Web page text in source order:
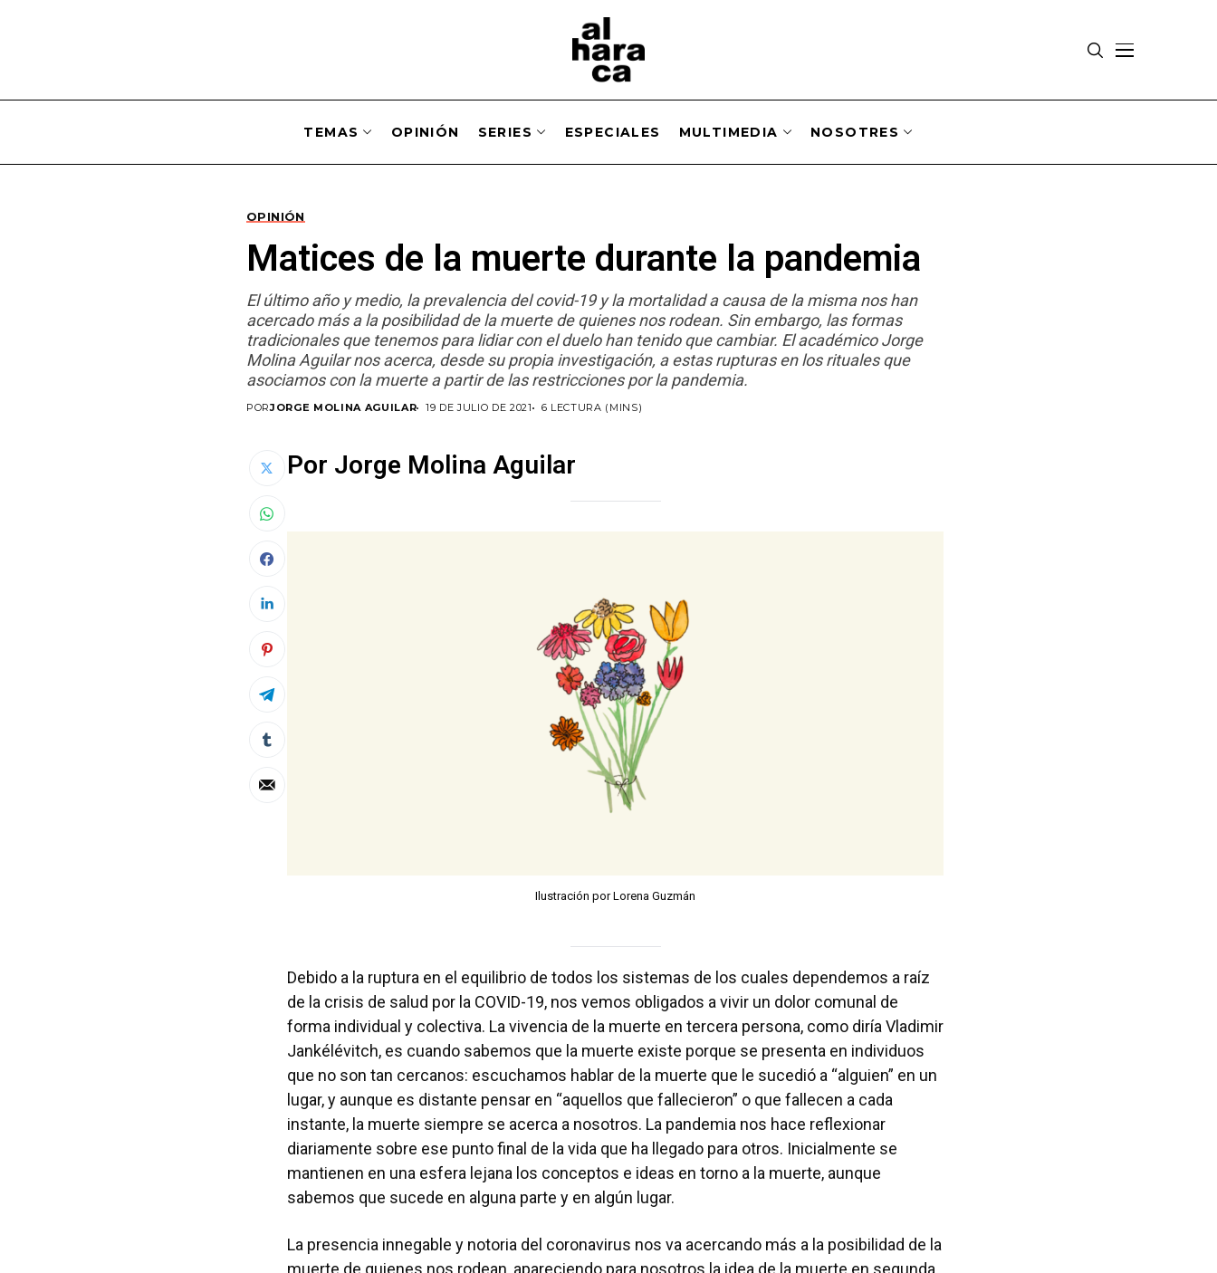
TEMAS OPINIÓN SERIES ESPECIALES MULTIMEDIA NOSOTRES
OPINIÓN
Matices de la muerte durante la pandemia
El último año y medio, la prevalencia del covid-19 y la mortalidad a causa de la misma nos han
acercado más a la posibilidad de la muerte de quienes nos rodean. Sin embargo, las formas
tradicionales que tenemos para lidiar con el duelo han tenido que cambiar. El académico Jorge
Molina Aguilar nos acerca, desde su propia investigación, a estas rupturas en los rituales que
asociamos con la muerte a partir de las restricciones por la pandemia.
PORJORGE MOLINA AGUILAR 19 DE JULIO DE 2021 6 LECTURA (MINS)
Por Jorge Molina Aguilar
Ilustración por Lorena Guzmán
Debido a la ruptura en el equilibrio de todos los sistemas de los cuales dependemos a raíz
de la crisis de salud por la COVID-19, nos vemos obligados a vivir un dolor comunal de
forma individual y colectiva. La vivencia de la muerte en tercera persona, como diría Vladimir
Jankélévitch, es cuando sabemos que la muerte existe porque se presenta en individuos
que no son tan cercanos: escuchamos hablar de la muerte que le sucedió a “alguien” en un
lugar, y aunque es distante pensar en “aquellos que fallecieron” o que fallecen a cada
instante, la muerte siempre se acerca a nosotros. La pandemia nos hace reflexionar
diariamente sobre ese punto final de la vida que ha llegado para otros. Inicialmente se
mantienen en una esfera lejana los conceptos e ideas en torno a la muerte, aunque
sabemos que sucede en alguna parte y en algún lugar.
La presencia innegable y notoria del coronavirus nos va acercando más a la posibilidad de la
muerte de quienes nos rodean, apareciendo para nosotros la idea de la muerte en segunda